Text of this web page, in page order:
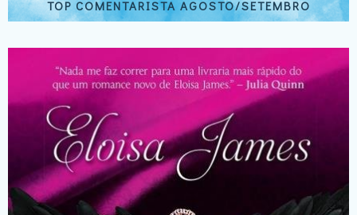
TOP COMENTARISTA AGOSTO/SETEMBRO